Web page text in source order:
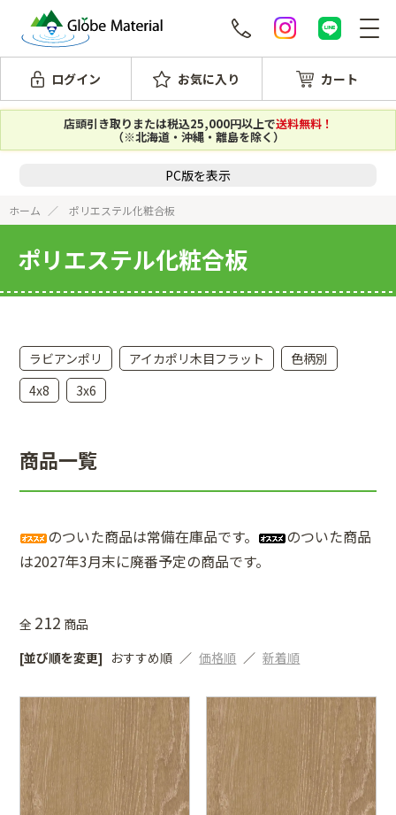
ログイン お気に入り カート
店頭引き取りまたは税込25,000円以上で送料無料！
（※北海道・沖縄・離島を除く）
PC版を表示
ホーム ポリエステル化粧合板
ポリエステル化粧合板
ラビアンポリ アイカポリ木目フラット
色柄別
4x8
3x6
商品一覧
のついた商品は常備在庫品です。
のついた商品
は2027年3月末に廃番予定の商品です。
全 212 商品
[並び順を変更] おすすめ順 価格順 新着順